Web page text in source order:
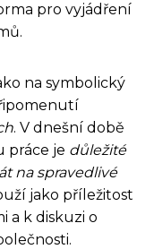
pro vyjádření
na symbolický
. V dnešní době
práce je důležité
na spravedlivé
jako příležitost
a k diskuzi o